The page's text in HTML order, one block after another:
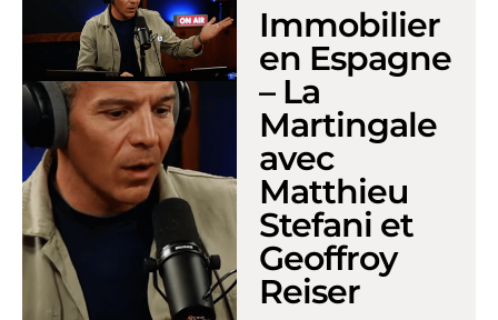
Immobilier
en Espagne
– La
Martingale
avec
Matthieu
Stefani et
Geoffroy
Reiser